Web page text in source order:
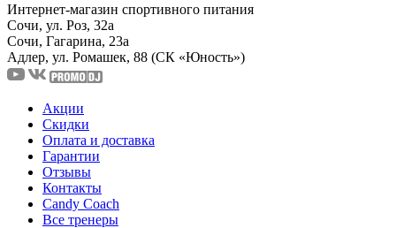
Интернет-магазин спортивного питания
Сочи, ул. Роз, 32а
Сочи, Гагарина, 23а
Адлер, ул. Ромашек, 88 (СК «Юность»)
Акции
Скидки
Оплата и доставка
Гарантии
Отзывы
Контакты
Candy Coach
Все тренеры